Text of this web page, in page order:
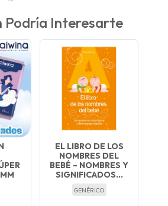
Podría Interesarte
EL LIBRO DE LOS
NOMBRES DEL
BEBÉ – NOMBRES Y
SIGNIFICADOS...
GENÉRICO